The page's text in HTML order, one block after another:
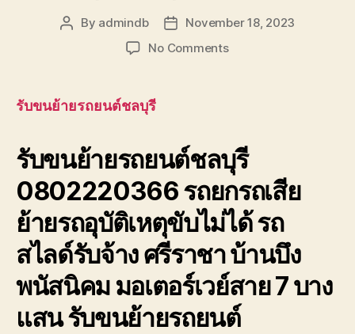
Post
By admindb
Post
date
November 18, 2023
No Commentson
0800628488
ย้าย
รถ
อุบัติเหตุ
ขับ
ไม่
ได้
รับขนย้ายรถยนต์ชลบุรี
รับขนย้ายรถยนต์ชลบุรี
0802220366 รถยกรถเสีย
ย้ายรถอุบัติเหตุขับไม่ได้ รถ
สไลด์รับจ้าง ศรีราชา บ้านบึง
พนัสนิคม มอเตอร์เวย์สาย 7 บาง
แสน รับขนย้ายรถยนต์